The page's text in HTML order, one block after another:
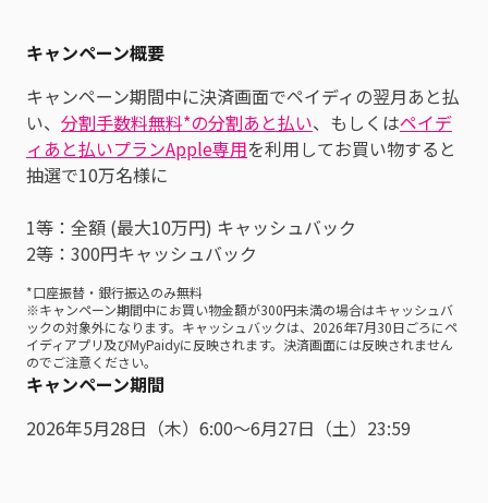
キャンペーン概要
キャンペーン期間中に決済画面でペイディの翌月あと払
い、 分割手数料無料*の分割あと払い、もしくはペイデ
ィあと払いプランApple専用を利用してお買い物すると
抽選で10万名様に
1等：全額 (最大10万円) キャッシュバック
2等：300円キャッシュバック
*口座振替・銀行振込のみ無料
※キャンペーン期間中にお買い物金額が300円未満の場合はキャッシュバ
ックの対象外になります。キャッシュバックは、2026年7月30日ごろにペ
イディアプリ及びMyPaidyに反映されます。決済画面には反映されません
のでご注意ください。
キャンペーン期間
2026年5月28日（木）6:00～6月27日（土）23:59